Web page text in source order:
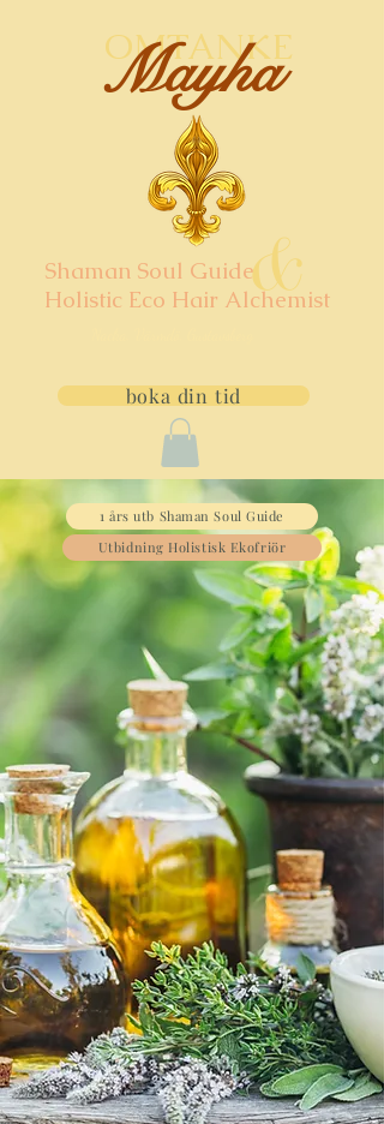
OMTANKE
Mayha
Shaman Soul Guide
Holistic Eco Hair Alchemist
&
boka din tid
1 års utb Shaman Soul Guide
Utbidning Holistisk Ekofriör